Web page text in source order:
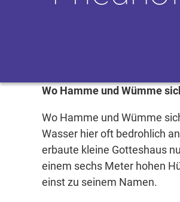
Wo Hamme und Wümme
Wo Hamme und Wümme
Wasser hier oft bedrohlich
erbaute kleine Gotteshaus
einem sechs Meter hohen
einst zu seinem Namen.